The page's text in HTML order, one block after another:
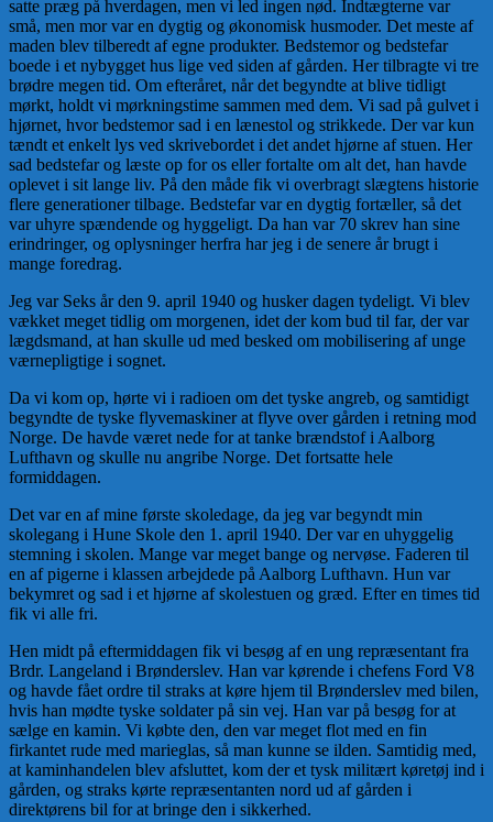
satte præg på hverdagen, men vi led ingen nød. Indtægterne var
små, men mor var en dygtig og økonomisk husmoder. Det meste af
maden blev tilberedt af egne produkter. Bedstemor og bedstefar
boede i et nybygget hus lige ved siden af gården. Her tilbragte vi tre
brødre megen tid. Om efteråret, når det begyndte at blive tidligt
mørkt, holdt vi mørkningstime sammen med dem. Vi sad på gulvet i
hjørnet, hvor bedstemor sad i en lænestol og strikkede. Der var kun
tændt et enkelt lys ved skrivebordet i det andet hjørne af stuen. Her
sad bedstefar og læste op for os eller fortalte om alt det, han havde
oplevet i sit lange liv. På den måde fik vi overbragt slægtens historie
flere generationer tilbage. Bedstefar var en dygtig fortæller, så det
var uhyre spændende og hyggeligt. Da han var 70 skrev han sine
erindringer, og oplysninger herfra har jeg i de senere år brugt i
mange foredrag.
Jeg var Seks år den 9. april 1940 og husker dagen tydeligt. Vi blev
vækket meget tidlig om morgenen, idet der kom bud til far, der var
lægdsmand, at han skulle ud med besked om mobilisering af unge
værnepligtige i sognet.
Da vi kom op, hørte vi i radioen om det tyske angreb, og samtidigt
begyndte de tyske flyvemaskiner at flyve over gården i retning mod
Norge. De havde været nede for at tanke brændstof i Aalborg
Lufthavn og skulle nu angribe Norge. Det fortsatte hele
formiddagen.
Det var en af mine første skoledage, da jeg var begyndt min
skolegang i Hune Skole den 1. april 1940. Der var en uhyggelig
stemning i skolen. Mange var meget bange og nervøse. Faderen til
en af pigerne i klassen arbejdede på Aalborg Lufthavn. Hun var
bekymret og sad i et hjørne af skolestuen og græd. Efter en times tid
fik vi alle fri.
Hen midt på eftermiddagen fik vi besøg af en ung repræsentant fra
Brdr. Langeland i Brønderslev. Han var kørende i chefens Ford V8
og havde fået ordre til straks at køre hjem til Brønderslev med bilen,
hvis han mødte tyske soldater på sin vej. Han var på besøg for at
sælge en kamin. Vi købte den, den var meget flot med en fin
firkantet rude med marieglas, så man kunne se ilden. Samtidig med,
at kaminhandelen blev afsluttet, kom der et tysk militært køretøj ind i
gården, og straks kørte repræsentanten nord ud af gården i
direktørens bil for at bringe den i sikkerhed.